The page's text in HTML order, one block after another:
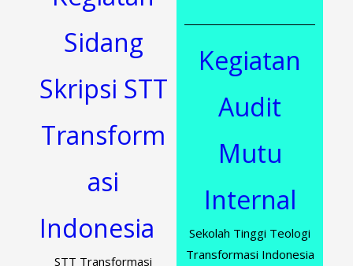
Sidang
Skripsi STT
Transform
asi
Indonesia
STT Transformasi
Kegiatan
Audit
Mutu
Internal
Sekolah Tinggi Teologi
Transformasi Indonesia